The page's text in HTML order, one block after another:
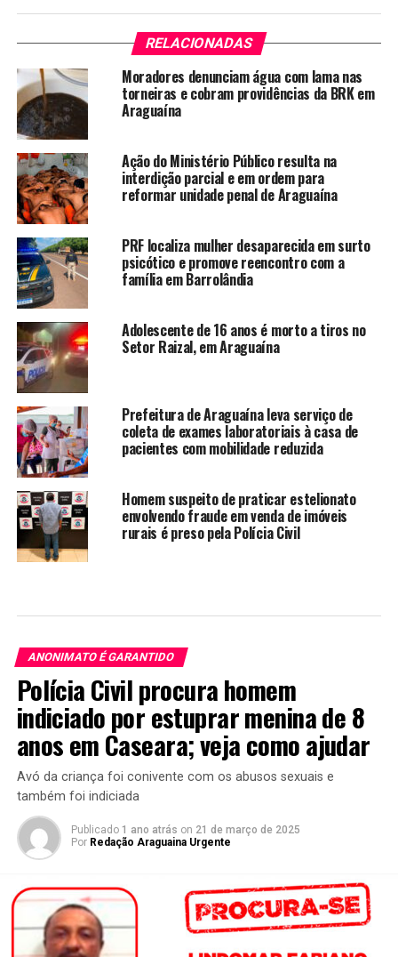
RELACIONADAS
Moradores denunciam água com lama nas
torneiras e cobram providências da BRK em
Araguaína
Ação do Ministério Público resulta na
interdição parcial e em ordem para
reformar unidade penal de Araguaína
PRF localiza mulher desaparecida em surto
psicótico e promove reencontro com a
família em Barrolândia
Adolescente de 16 anos é morto a tiros no
Setor Raizal, em Araguaína
Prefeitura de Araguaína leva serviço de
coleta de exames laboratoriais à casa de
pacientes com mobilidade reduzida
Homem suspeito de praticar estelionato
envolvendo fraude em venda de imóveis
rurais é preso pela Polícia Civil
ANONIMATO É GARANTIDO
Polícia Civil procura homem
indiciado por estuprar menina de 8
anos em Caseara; veja como ajudar
Avó da criança foi conivente com os abusos sexuais e
também foi indiciada
Publicado 1 ano atrás on 21 de março de 2025
Por Redação Araguaina Urgente